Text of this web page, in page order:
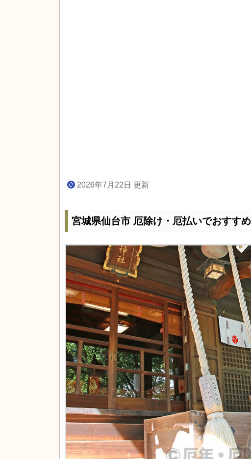
2026年7月22日 更新
宮城県仙台市 厄除け・厄払いでおすす